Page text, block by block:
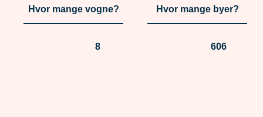
Hvor mange vogne?
8
Hvor mange byer?
606